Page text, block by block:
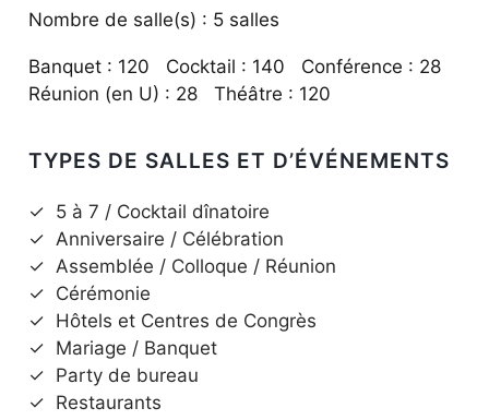
Nombre de salle(s) : 5 salles
Banquet : 120 Cocktail : 140 Conférence : 28
Réunion (en U) : 28 Théâtre : 120
TYPES DE SALLES ET D’ÉVÉNEMENTS
✓ 5 à 7 / Cocktail dînatoire
✓ Anniversaire / Célébration
✓ Assemblée / Colloque / Réunion
✓ Cérémonie
✓ Hôtels et Centres de Congrès
✓ Mariage / Banquet
✓ Party de bureau
✓ Restaurants